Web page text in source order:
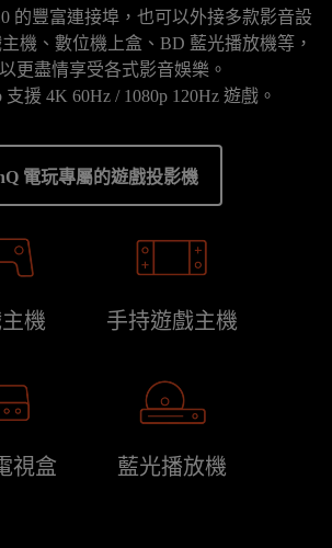
的豐富連接埠，也可以外接多款影音設
機、數位機上盒、BD 藍光播放機等，
更盡情享受各式影音娛樂。
援 4K 60Hz / 1080p 120Hz 遊戲。
電玩專屬的遊戲投影機
機 手持遊戲主機
視盒 藍光播放機